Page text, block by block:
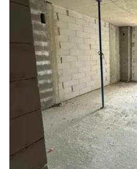
Комплекс розташований у
довжиною 8 км — чудове місце
Закрита територія, дитячі та спортивні
купівлю в цьому ЖК?
нюансах, підберу найкращий
Дзвоніть — відповім на всі питання! Додатково:
Балкон, лоджія, Ліфт, Тераса.
каналізація, Електрика, Газ,